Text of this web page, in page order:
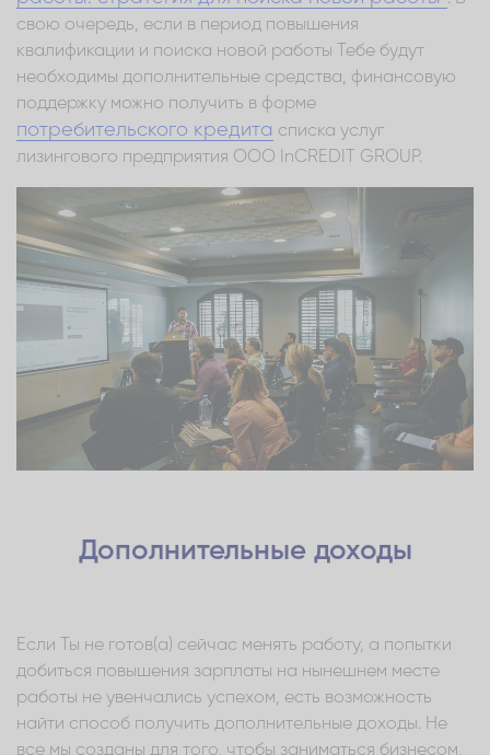
свою очередь, если в период повышения
квалификации и поиска новой работы Тебе будут
необходимы дополнительные средства, финансовую
поддержку можно получить в форме
потребительского кредита списка услуг
лизингового предприятия ООО InCREDIT GROUP.
Дополнительные доходы
Если Ты не готов(а) сейчас менять работу, а попытки
добиться повышения зарплаты на нынешнем месте
работы не увенчались успехом, есть возможность
найти способ получить дополнительные доходы. Не
все мы созданы для того, чтобы заниматься бизнесом,